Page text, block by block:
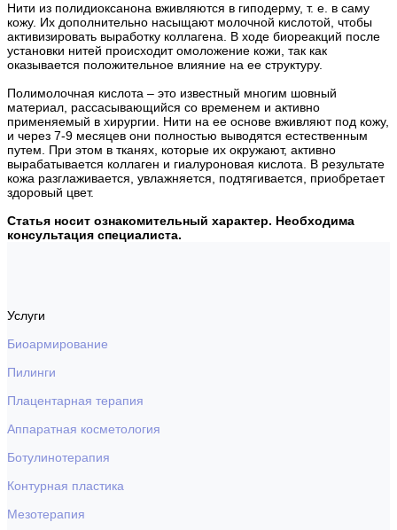
Нити из полидиоксанона вживляются в гиподерму, т. е. в саму
кожу. Их дополнительно насыщают молочной кислотой, чтобы
активизировать выработку коллагена. В ходе биореакций после
установки нитей происходит омоложение кожи, так как
оказывается положительное влияние на ее структуру.
Полимолочная кислота – это известный многим шовный
материал, рассасывающийся со временем и активно
применяемый в хирургии. Нити на ее основе вживляют под кожу,
и через 7-9 месяцев они полностью выводятся естественным
путем. При этом в тканях, которые их окружают, активно
вырабатывается коллаген и гиалуроновая кислота. В результате
кожа разглаживается, увлажняется, подтягивается, приобретает
здоровый цвет.
Статья носит ознакомительный характер. Необходима
консультация специалиста.
Услуги
Биоармирование
Пилинги
Плацентарная терапия
Аппаратная косметология
Ботулинотерапия
Контурная пластика
Мезотерапия